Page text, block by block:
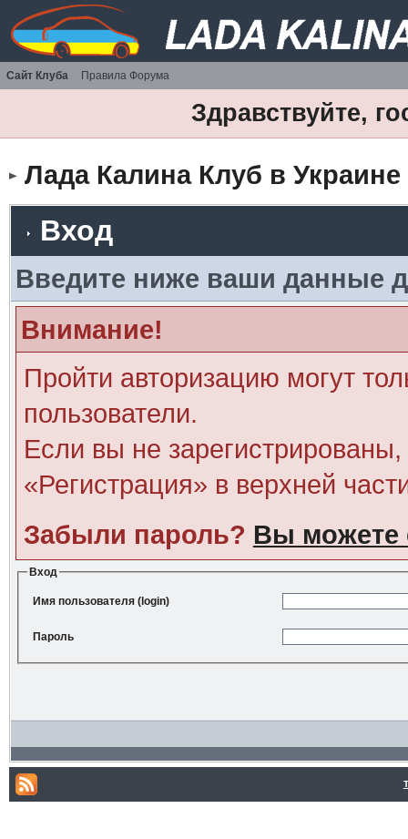
Сайт Клуба Правила Форума
Здравствуйте,
Лада Калина Клуб в Украине
Вход
Введите ниже ваши данные
Внимание!
Пройти авторизацию могут
пользователи.
Если вы не
«Регистрация» в верхней
Забыли пароль? Вы можете
Вход
Имя пользователя (login)
Пароль